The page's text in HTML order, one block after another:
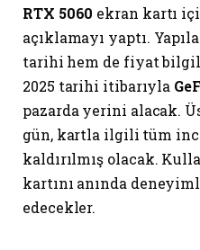
RTX 5060 ekran kartı
açıklamayı yaptı.
tarihi hem de fiyat
2025 tarihi itibarıyla
pazarda yerini alacak.
gün, kartla ilgili tüm
kaldırılmış olacak.
kartını anında
edecekler.